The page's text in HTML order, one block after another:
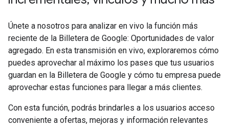
Únete a nosotros para analizar en vivo la función más
reciente de la Billetera de Google: Oportunidades de valor
agregado. En esta transmisión en vivo, exploraremos cómo
puedes aprovechar al máximo los pases que tus usuarios
guardan en la Billetera de Google y cómo tu empresa puede
aprovechar estas funciones para llegar a más clientes.
Con esta función, podrás brindarles a los usuarios acceso
conveniente a ofertas, mejoras y información relevantes